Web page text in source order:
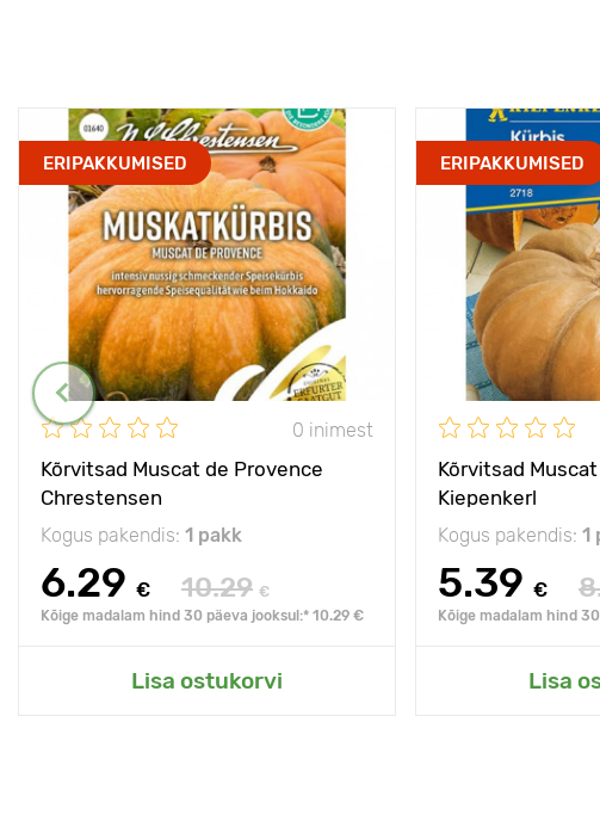
ERIPAKKUMISED
0 inimest
Kõrvitsad Muscat de Provence
Chrestensen
Kogus pakendis: 1 pakk
6.29 € 10.29 €
Kõige madalam hind 30 päeva jooksul:* 10.29 €
Lisa ostukorvi
ERIPAKKUMISED
Kõrvitsad
Kiepenkerl
Kogus pakendis: 1
5.39 €
Kõige madalam hind
Lisa